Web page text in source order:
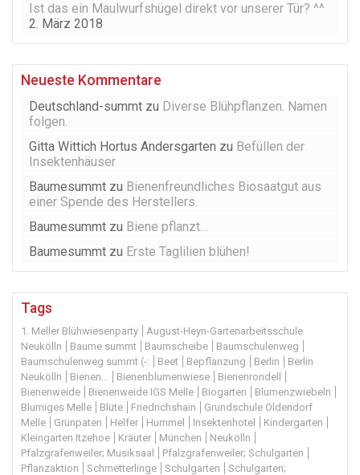
Ist das ein Maulwurfshügel direkt vor unserer Tür? ^^
2. März 2018
Neueste Kommentare
Deutschland-summt zu Diverse Blühpflanzen. Namen
folgen.
Gitta Wittich Hortus Andersgarten zu Befüllen der
Insektenhäuser
Baumesummt zu Bienenfreundliches Biosaatgut aus
einer Spende des Herstellers.
Baumesummt zu Biene pflanzt…
Baumesummt zu Erste Taglilien blühen!
Tags
1. Meller Blühwiesenparty
August-Heyn-Gartenarbeitsschule
Neukölln
Baume summt Baumscheibe
Baumschulenweg
Baumschulenweg summt (-:
Beet Bepflanzung Berlin
Berlin
Neukölln
Bienen... Bienenblumenwiese
Bienenrondell
Bienenweide
Bienenweide IGS Melle Biogarten
Blumenzwiebeln
Blumiges Melle
Blüte Friedrichshain
Grundschule Oldendorf
Melle
Grünpaten Helfer Hummel Insektenhotel
Kindergarten
Kleingarten Itzehoe
Kräuter München
Neukölln
Pfalzgrafenweiler; Musiksaal
Pfalzgrafenweiler; Schulgarten
Pflanzaktion
Schmetterlinge Schulgarten
Schulgarten;